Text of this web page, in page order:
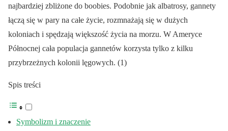
najbardziej zbliżone do boobies. Podobnie jak albatrosy, gannety
łączą się w pary na całe życie, rozmnażają się w dużych
koloniach i spędzają większość życia na morzu. W Ameryce
Północnej cała populacja gannetów korzysta tylko z kilku
przybrzeżnych kolonii lęgowych. (1)
Spis treści
Symbolizm i znaczenie